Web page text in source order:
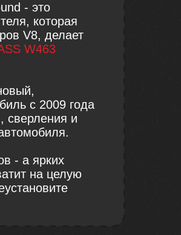
- это
которая
V8, делает
W463
с 2009 года
сверления и
- а ярких
на целую